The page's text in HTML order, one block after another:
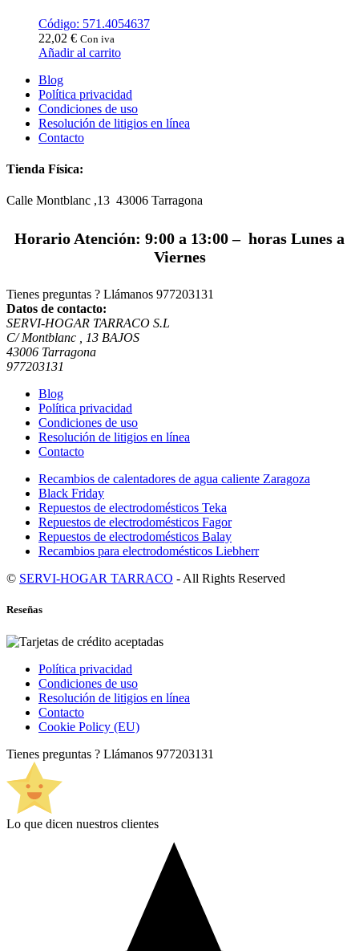
Código: 571.4054637
22,02 € Con iva
Añadir al carrito
Blog
Política privacidad
Condiciones de uso
Resolución de litigios en línea
Contacto
Tienda Física:
Calle Montblanc ,13 43006 Tarragona
Horario Atención: 9:00 a 13:00 – horas Lunes a
Viernes
Tienes preguntas ? Llámanos 977203131
Datos de contacto:
SERVI-HOGAR TARRACO S.L
C/ Montblanc , 13 BAJOS
43006 Tarragona
977203131
Blog
Política privacidad
Condiciones de uso
Resolución de litigios en línea
Contacto
Recambios de calentadores de agua caliente Zaragoza
Black Friday
Repuestos de electrodomésticos Teka
Repuestos de electrodomésticos Fagor
Repuestos de electrodomésticos Balay
Recambios para electrodomésticos Liebherr
© SERVI-HOGAR TARRACO - All Rights Reserved
Reseñas
Política privacidad
Condiciones de uso
Resolución de litigios en línea
Contacto
Cookie Policy (EU)
Tienes preguntas ? Llámanos 977203131
Lo que dicen nuestros clientes